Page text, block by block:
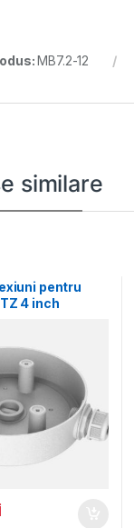
MB7.2-12
similare
pentru
4 inch